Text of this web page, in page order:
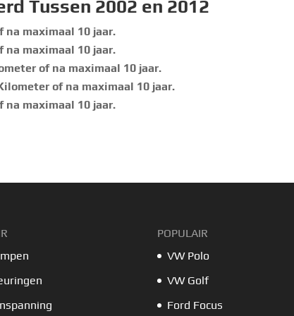
Tussen 2002 en 2012
na maximaal 10 jaar.
na maximaal 10 jaar.
of na maximaal 10 jaar.
of na maximaal 10 jaar.
na maximaal 10 jaar.
POPULAIR
VW Polo
VW Golf
Ford Focus